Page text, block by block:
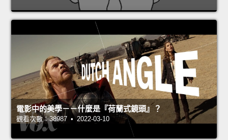
電影中的美學－－什麼是『荷蘭式鏡頭』？
觀看次數：38987 • 2022-03-10